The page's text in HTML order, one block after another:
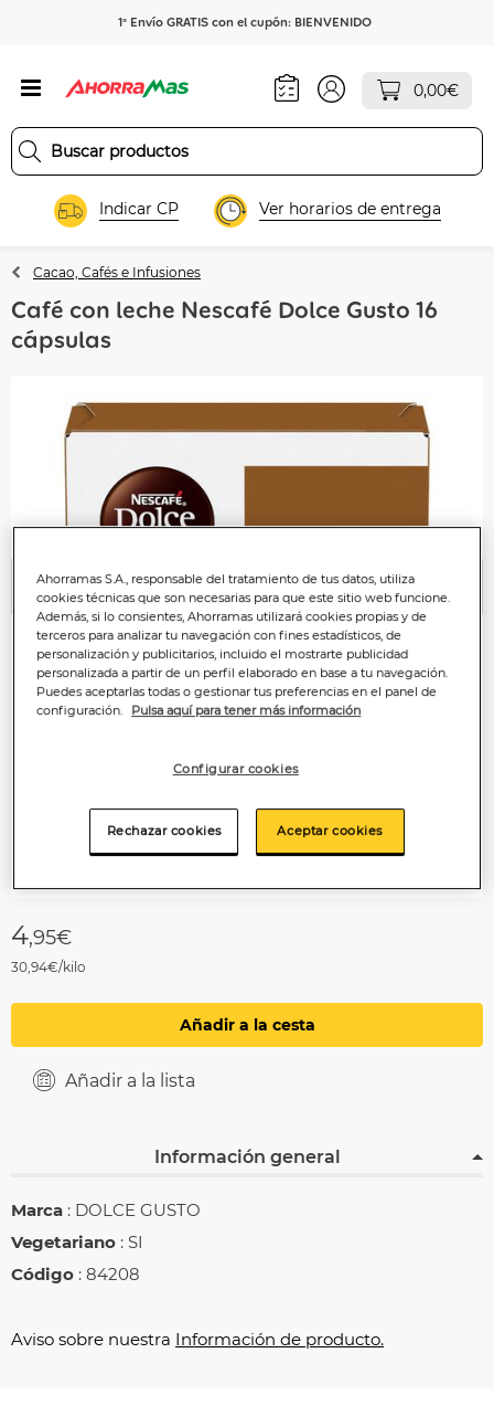
1º Envío GRATIS con el cupón: BIENVENIDO
0,00€
Indicar CP Ver horarios de entrega
Cacao, Cafés e Infusiones
Café con leche Nescafé Dolce Gusto 16
cápsulas
Anterior
4,95€
30,94€/kilo
Añadir a la cesta
Añadir a la lista
Información general
Marca : DOLCE GUSTO
Vegetariano : SI
Código : 84208
Aviso sobre nuestra Información de producto.
Ahorramas S.A., responsable del tratamiento de tus datos, utiliza
cookies técnicas que son necesarias para que este sitio web funcione.
Además, si lo consientes, Ahorramas utilizará cookies propias y de
terceros para analizar tu navegación con fines estadísticos, de
personalización y publicitarios, incluido el mostrarte publicidad
personalizada a partir de un perfil elaborado en base a tu navegación.
Puedes aceptarlas todas o gestionar tus preferencias en el panel de
configuración.
Pulsa aquí para tener más información
Configurar cookies
Rechazar cookies Aceptar cookies